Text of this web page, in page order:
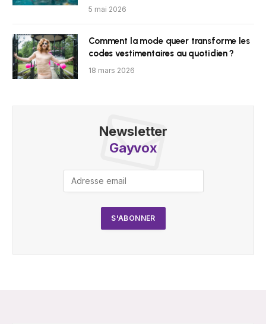
5 mai 2026
Comment la mode queer transforme les
codes vestimentaires au quotidien ?
18 mars 2026
Newsletter
Gayvox